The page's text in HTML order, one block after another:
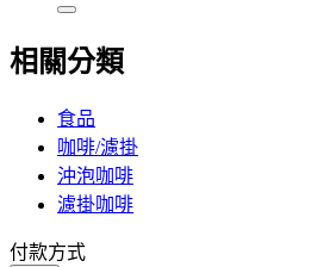
相關分類
食品
咖啡/濾掛
沖泡咖啡
濾掛咖啡
付款方式